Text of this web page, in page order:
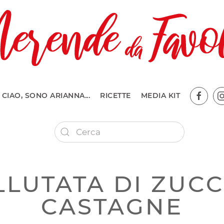
CIAO, SONO ARIANNA... RICETTE MEDIA KIT
DI
CASTAGNE